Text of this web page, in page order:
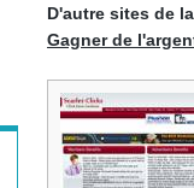
D'autre sites de
Gagner de